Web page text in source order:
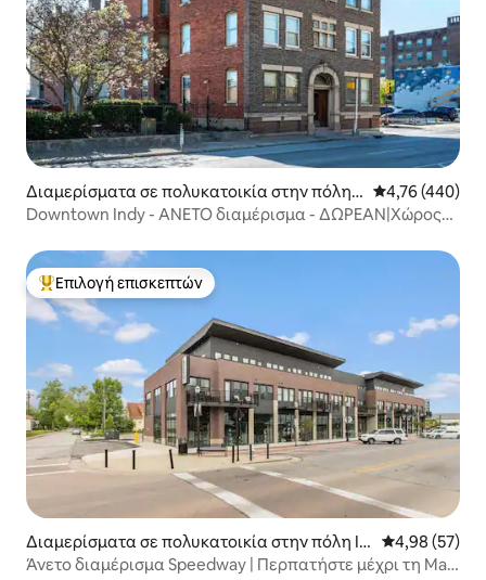
Διαμερίσματα σε πολυκατοικία στην πόλη I
ndianapolis
Μέση
4,76 (440)
Downtown Indy - ΑΝΕΤΟ διαμέρισμα - ΔΩΡΕΑΝ|Χώρος
Κορυφαία επιλογή επισκεπτών
Επιλογή επισκεπτών
Διαμερίσματα σε πολυκατοικία στην πόλη In
dianapolis
Μέση
4,98 (57)
Άνετο διαμέρισμα Speedway | Περπατήστε μέχρι τη Main